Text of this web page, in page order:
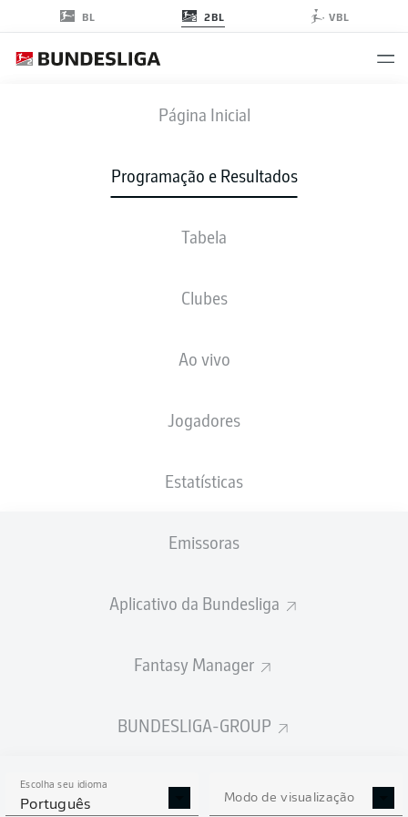
BL 2BL VBL
Página Inicial
Programação e Resultados
Tabela
Clubes
Ao vivo
Jogadores
Estatísticas
Emissoras
Aplicativo da Bundesliga
Fantasy Manager
BUNDESLIGA-GROUP
Escolha seu idioma
Português Modo de visualização
EBS FCH
ESCALAÇÕES
0